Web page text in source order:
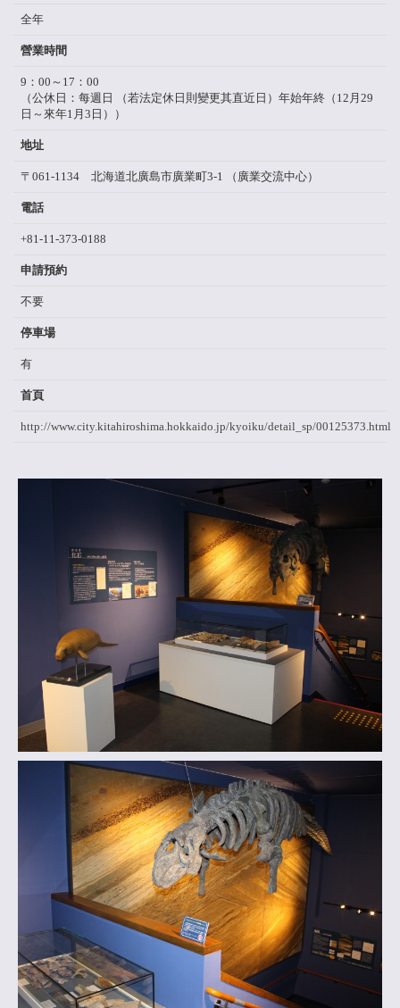
全年
營業時間
9：00～17：00
（公休日：每週日 （若法定休日則變更其直近日）年始年終（12月29
日～來年1月3日））
地址
〒061-1134 北海道北廣島市廣業町3-1 （廣業交流中心）
電話
+81-11-373-0188
申請預約
不要
停車場
有
首頁
http://www.city.kitahiroshima.hokkaido.jp/kyoiku/detail_sp/00125373.html